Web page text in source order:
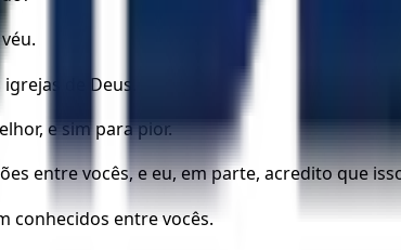
de Deus.
e sim para pior.
entre vocês, e eu, em parte, acredito que
conhecidos entre vocês.